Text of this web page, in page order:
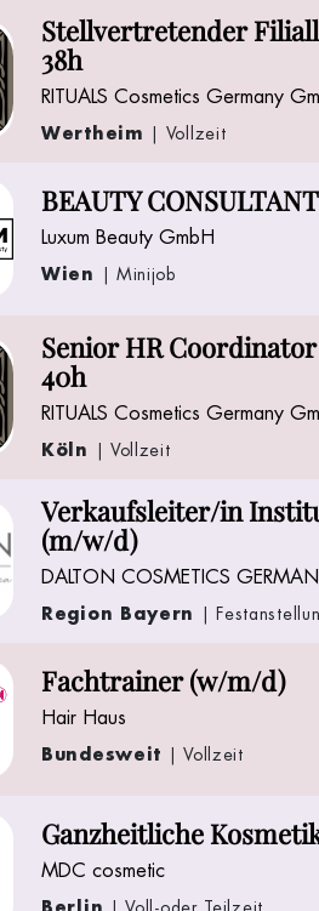
Stellvertretender
38h
RITUALS Cosmetics Germany
Wertheim | Vollzeit
BEAUTY
Luxum Beauty GmbH
Wien | Minijob
Senior HR
40h
RITUALS Cosmetics Germany
Köln | Vollzeit
Verkaufsleiter/in
(m/w/d)
DALTON COSMETICS
Region Bayern |
Fachtrainer (w/m/d)
Hair Haus
Bundesweit | Vollzeit
Ganzheitliche
MDC cosmetic
Berlin